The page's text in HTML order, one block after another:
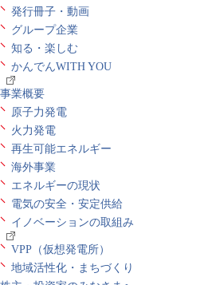
発行冊子・動画
グループ企業
知る・楽しむ
かんでんWITH YOU
事業概要
原子力発電
火力発電
再生可能エネルギー
海外事業
エネルギーの現状
電気の安全・安定供給
イノベーションの取組み
VPP（仮想発電所）
地域活性化・まちづくり